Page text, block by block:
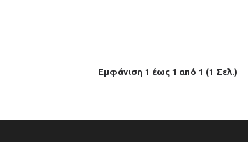
Εμφάνιση 1 έως 1 από 1 (1 Σελ.)